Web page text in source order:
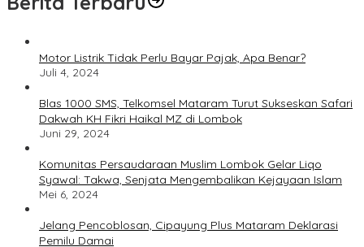
Motor Listrik Tidak Perlu Bayar Pajak, Apa Benar?
Juli 4, 2024
Blas 1000 SMS, Telkomsel Mataram Turut Sukseskan Safari
Dakwah KH Fikri Haikal MZ di Lombok
Juni 29, 2024
Komunitas Persaudaraan Muslim Lombok Gelar Liqo
Syawal: Takwa, Senjata Mengembalikan Kejayaan Islam
Mei 6, 2024
Jelang Pencoblosan, Cipayung Plus Mataram Deklarasi
Pemilu Damai